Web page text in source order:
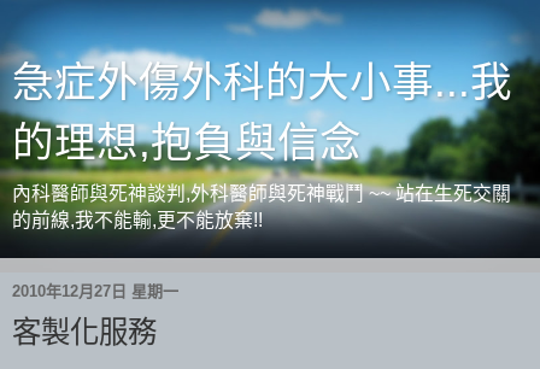
急症外傷外科的大小事...我
的理想,抱負與信念
內科醫師與死神談判,外科醫師與死神戰鬥 ~~ 站在生死交關
的前線,我不能輸,更不能放棄!!
2010年12月27日 星期一
客製化服務